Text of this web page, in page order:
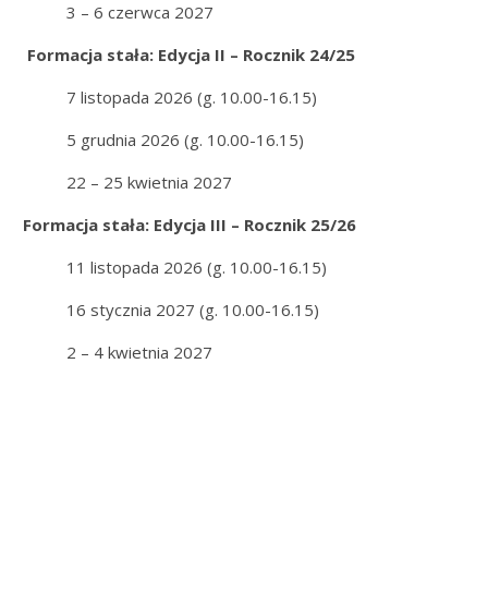
3 – 6 czerwca 2027
Formacja stała: Edycja II – Rocznik 24/25
7 listopada 2026 (g. 10.00-16.15)
5 grudnia 2026 (g. 10.00-16.15)
22 – 25 kwietnia 2027
Formacja stała: Edycja III – Rocznik 25/26
11 listopada 2026 (g. 10.00-16.15)
16 stycznia 2027 (g. 10.00-16.15)
2 – 4 kwietnia 2027